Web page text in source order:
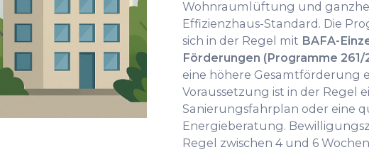
Wohnraumlüftung und
Effizienzhaus-Standard. Die
sich in der Regel mit BAFA-
Förderungen (Programme 261/
eine höhere Gesamtförderung
Voraussetzung ist in der Regel
Sanierungsfahrplan oder eine
Energieberatung.
Regel zwischen 4 und 6